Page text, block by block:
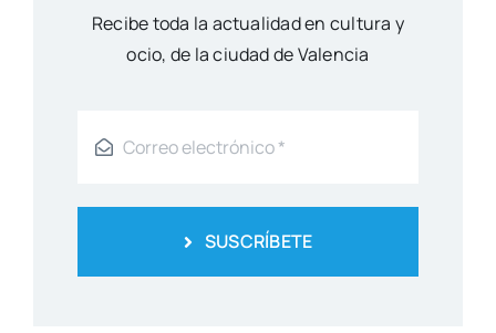
Reci­be toda la actua­li­dad en cul­tu­ra y
ocio, de la ciu­dad de Valen­cia
SUSCRÍBETE